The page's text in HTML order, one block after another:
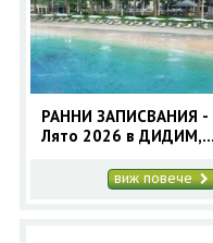
ЗА НАС
ФИРМЕНИ ДОКУМЕНТИ
0700 144 34
РАННИ ЗАПИСВАНИЯ -
Лято 2026 в ДИДИМ,
автобусна програма
виж повече